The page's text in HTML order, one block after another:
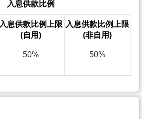
入息供款比例
入息供款比例上限
(自用)
入息供款比例上限
(非自用)
50% 50%